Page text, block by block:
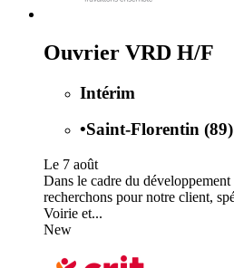
Ouvrier VRD H/F
Intérim
•Saint-Florentin (89)
Le 7 août
Dans le cadre du
recherchons pour notre client,
Voirie et...
New